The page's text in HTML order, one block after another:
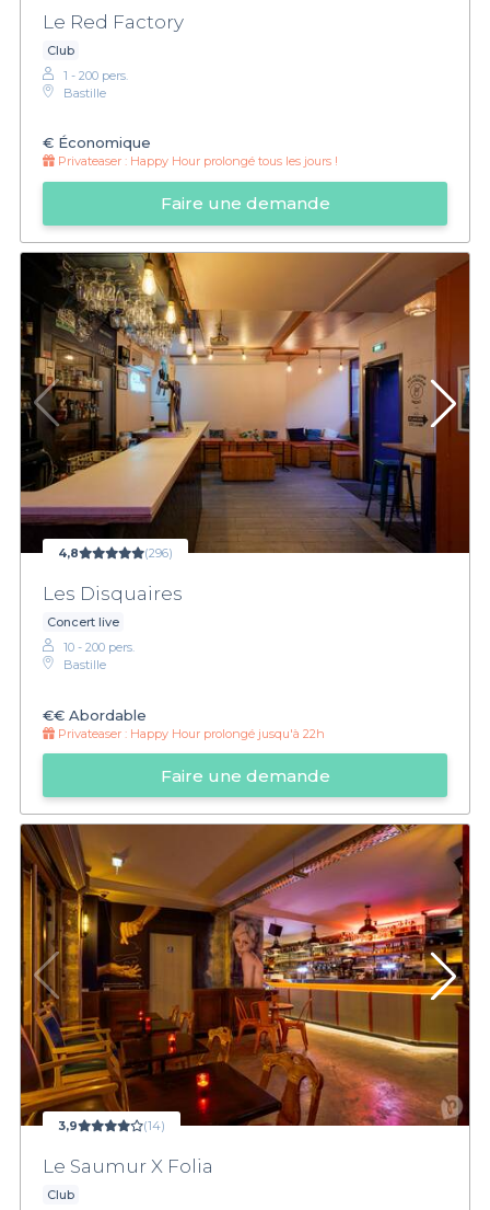
Le Red Factory
Club
1 - 200 pers.
Bastille
€ Économique
Privateaser : Happy Hour prolongé tous les jours !
Faire une demande
4,8 (296)
Les Disquaires
Concert live
10 - 200 pers.
Bastille
€€ Abordable
Privateaser : Happy Hour prolongé jusqu'à 22h
Faire une demande
3,9 (14)
Le Saumur X Folia
Club